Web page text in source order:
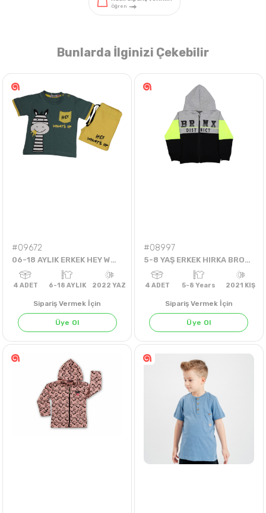
Nasıl Sipariş Veririm?
Bunlarda İlginizi Çekebilir
#09672
06-18 AYLIK ERKEK HEY WHATS UP ŞORTLU TAKIM
6-18 AYLIK
Sipariş Vermek İçin
Üye Ol
#08997
5-8 YAŞ ERKEK HIRKA BRONX
ADET 5-8 Years
Sipariş Vermek İçin
Üye Ol